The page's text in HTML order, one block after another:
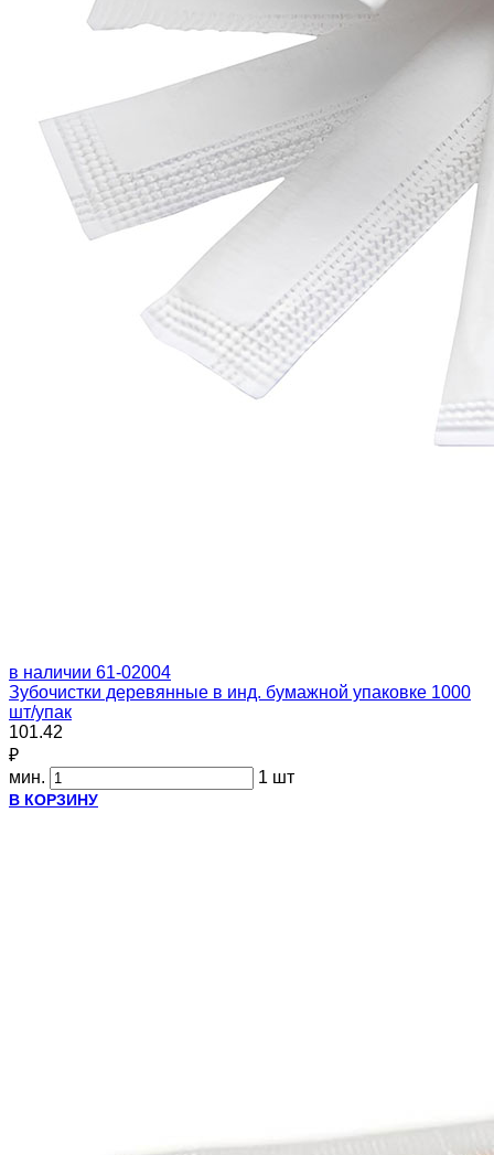
в наличии 61-02004
Зубочистки деревянные в инд. бумажной упаковке 1000
шт/упак
101.42
₽
мин.
1 шт
В КОРЗИНУ